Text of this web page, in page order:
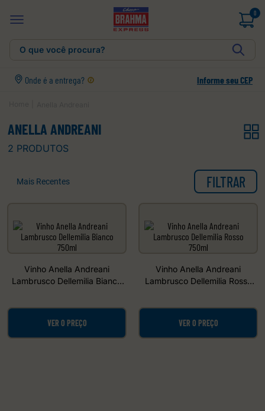
0
O que você procura?
Onde é a entrega? Informe seu CEP
ANELLA ANDREANI
2 PRODUTOS
Mais Recentes FILTRAR
Vinho Anella Andreani
Lambrusco Dellemilia Bianco
VER O PREÇO
Vinho Anella Andreani
Lambrusco Dellemilia Rosso
VER O PREÇO